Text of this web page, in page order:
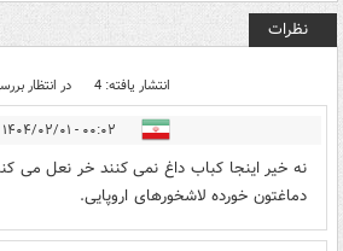
نظرات
انتشار یافته: 4 در انتظار
۰۰:۰۲ - ۱۴۰۴/۰۲/۰۱
نه خیر اینجا کباب داغ نمی کنند خر نعل می
دماغتون خورده لاشخورهای اروپایی.